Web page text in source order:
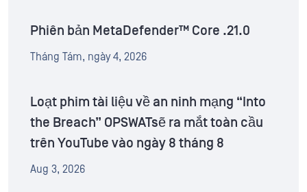
Phiên bản MetaDefender™ Core .21.0
Tháng Tám, ngày 4, 2026
Loạt phim tài liệu về an ninh mạng “Into
the Breach” OPSWATsẽ ra mắt toàn cầu
trên YouTube vào ngày 8 tháng 8
Aug 3, 2026